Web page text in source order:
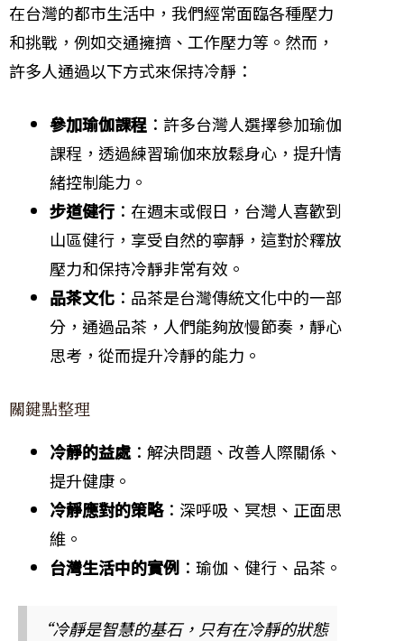
在台灣的都市生活中，我們經常面臨各種壓力
和挑戰，例如交通擁擠、工作壓力等。然而，
許多人通過以下方式來保持冷靜：
參加瑜伽課程 ：許多台灣人選擇參加瑜伽
課程，透過練習瑜伽來放鬆身心，提升情
緒控制能力。
步道健行 ：在週末或假日，台灣人喜歡到
山區健行，享受自然的寧靜，這對於釋放
壓力和保持冷靜非常有效。
品茶文化 ：品茶是台灣傳統文化中的一部
分，通過品茶，人們能夠放慢節奏，靜心
思考，從而提升冷靜的能力。
關鍵點整理
冷靜的益處：解決問題、改善人際關係、
提升健康。
冷靜應對的策略：深呼吸、冥想、正面思
維。
台灣生活中的實例 ：瑜伽、健行、品茶。
“冷靜是智慧的基石，只有在冷靜的狀態